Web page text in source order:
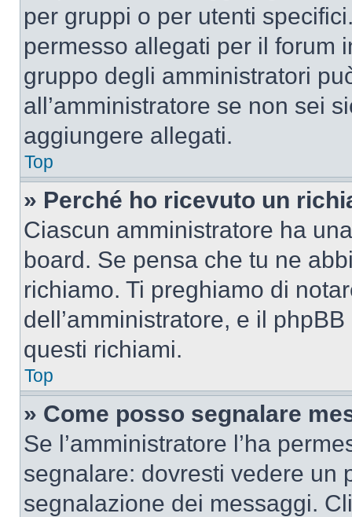
per gruppi o per utenti
permesso allegati per il forum
gruppo degli amministratori
all’amministratore se non sei
aggiungere allegati.
Top
» Perché ho ricevuto un
Ciascun amministratore ha
board. Se pensa che tu ne
richiamo. Ti preghiamo di
dell’amministratore, e il
questi richiami.
Top
» Come posso segnalare
Se l’amministratore l’ha
segnalare: dovresti vedere un
segnalazione dei messaggi.